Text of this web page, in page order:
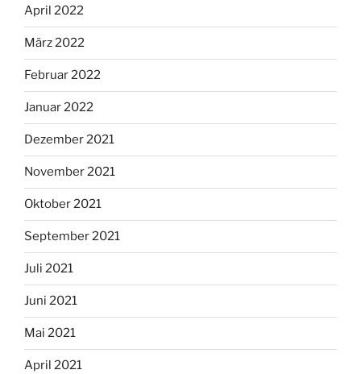
April 2022
März 2022
Februar 2022
Januar 2022
Dezember 2021
November 2021
Oktober 2021
September 2021
Juli 2021
Juni 2021
Mai 2021
April 2021